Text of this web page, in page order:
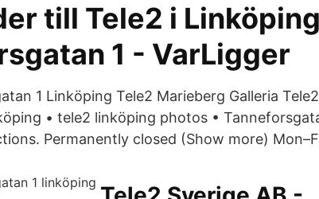
till Tele2 i
1 - VarLigger
1 Linköping Tele2 Marieberg Galleria
• tele2 linköping photos •
Permanently closed (Show more)